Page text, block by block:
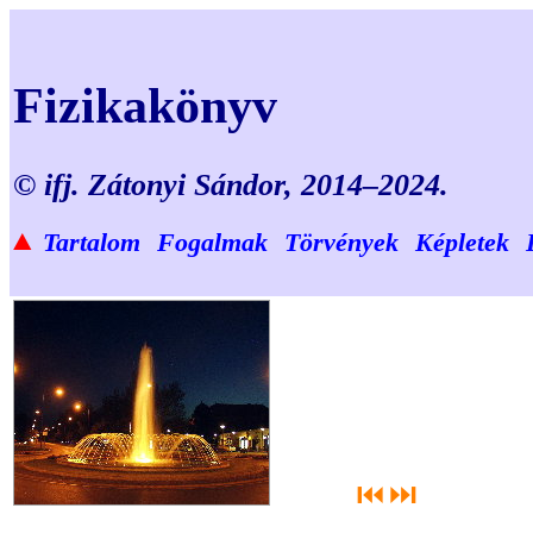
Fizikakönyv
© ifj. Zátonyi Sándor, 2014–2024.
▲ Tartalom Fogalmak Törvények Képletek
⏮ ⏭